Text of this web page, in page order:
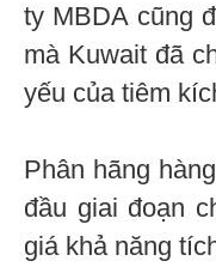
ty MBDA cũng
mà Kuwait đã
yếu của tiêm
Phân hãng
đầu giai đoạn
giá khả năng